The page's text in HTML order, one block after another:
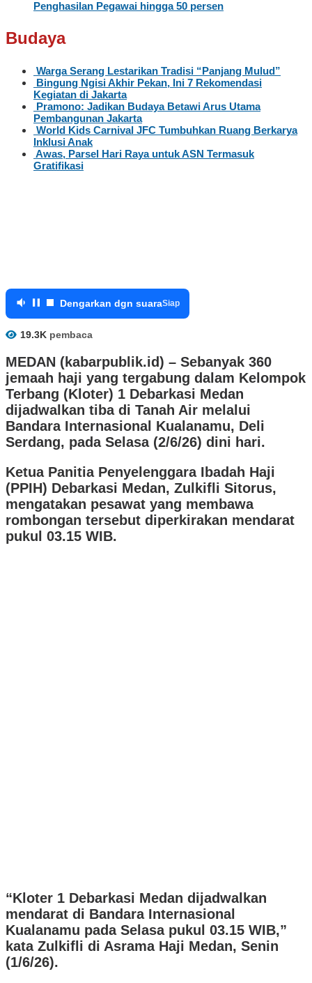
Penghasilan Pegawai hingga 50 persen
Budaya
Warga Serang Lestarikan Tradisi “Panjang Mulud”
Bingung Ngisi Akhir Pekan, Ini 7 Rekomendasi
Kegiatan di Jakarta
Pramono: Jadikan Budaya Betawi Arus Utama
Pembangunan Jakarta
World Kids Carnival JFC Tumbuhkan Ruang Berkarya
Inklusi Anak
Awas, Parsel Hari Raya untuk ASN Termasuk
Gratifikasi
Dengarkan dgn suaraSiap
19.3K pembaca
MEDAN (kabarpublik.id) – Sebanyak 360
jemaah haji yang tergabung dalam Kelompok
Terbang (Kloter) 1 Debarkasi Medan
dijadwalkan tiba di Tanah Air melalui
Bandara Internasional Kualanamu, Deli
Serdang, pada Selasa (2/6/26) dini hari.
Ketua Panitia Penyelenggara Ibadah Haji
(PPIH) Debarkasi Medan, Zulkifli Sitorus,
mengatakan pesawat yang membawa
rombongan tersebut diperkirakan mendarat
pukul 03.15 WIB.
“Kloter 1 Debarkasi Medan dijadwalkan
mendarat di Bandara Internasional
Kualanamu pada Selasa pukul 03.15 WIB,”
kata Zulkifli di Asrama Haji Medan, Senin
(1/6/26).